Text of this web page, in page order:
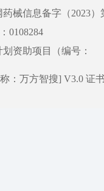
械信息备字（2023）
0108284
资助项目（编号：
：万方智搜] V3.0 证